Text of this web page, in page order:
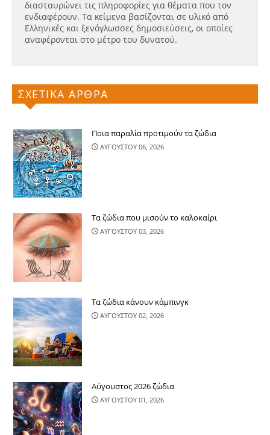
διασταυρώνει τις πληροφορίες για θέματα που τον
ενδιαφέρουν. Τα κείμενα βασίζονται σε υλικό από
Ελληνικές και ξενόγλωσσες δημοσιεύσεις, οι οποίες
αναφέρονται στο μέτρο του δυνατού.
ΣΧΕΤΙΚΑ ΑΡΘΡΑ
Ποια παραλία προτιμούν τα ζώδια
ΑΥΓΟΥΣΤΟΥ 06, 2026
Τα ζώδια που μισούν το καλοκαίρι
ΑΥΓΟΥΣΤΟΥ 03, 2026
Τα ζώδια κάνουν κάμπινγκ
ΑΥΓΟΥΣΤΟΥ 02, 2026
Αύγουστος 2026 ζώδια
ΑΥΓΟΥΣΤΟΥ 01, 2026